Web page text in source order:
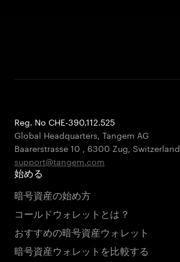
Reg. No CHE-390.112.525
Global Headquarters, Tangem AG
Baarerstrasse 10 , 6300 Zug, Switzerland
support@tangem.com
始める
暗号資産の始め方
コールドウォレットとは？
おすすめの暗号資産ウォレット
暗号資産ウォレットを比較する